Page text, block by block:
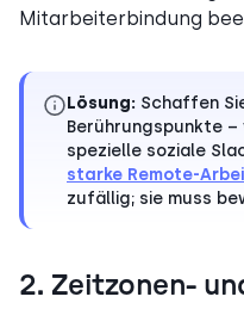
Mitarbeiterbindung
Lösung: Schaffen
Berührungspunkte
spezielle soziale
starke Remote-
zufällig; sie muss
2. Zeitzonen-